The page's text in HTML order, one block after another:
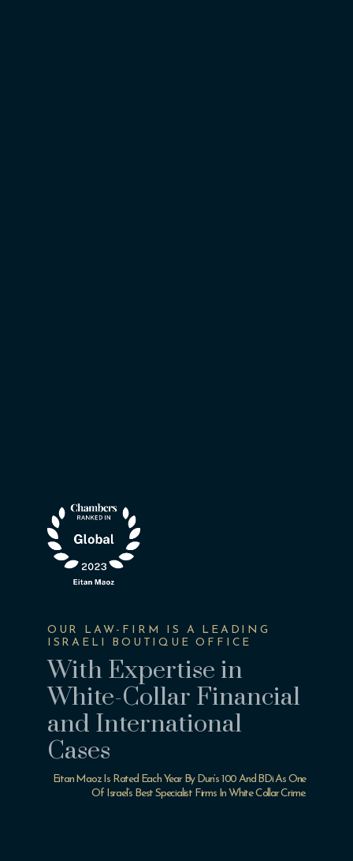
OUR LAW-FIRM IS A LEADING
ISRAELI BOUTIQUE OFFICE
With Expertise in
White-Collar Financial
and International
Cases
Eitan Maoz Is Rated Each Year By Dun’s 100 And BDi As One
Of Israel’s Best Specialist Firms In White Collar Crime.